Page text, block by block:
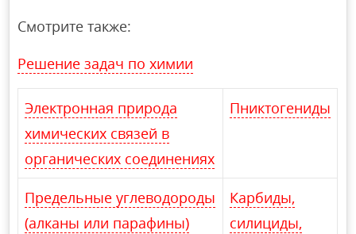
Смотрите также:
Решение задач по химии
Электронная природа
химических связей в
органических соединениях
Пниктогениды
Предельные углеводороды
(алканы или парафины)
Карбиды,
силициды,